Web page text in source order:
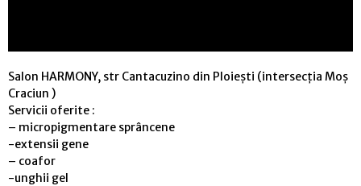
Salon HARMONY, str Cantacuzino din Ploiești (intersecția Moș
Craciun )
Servicii oferite :
– micropigmentare sprâncene
-extensii gene
– coafor
-unghii gel